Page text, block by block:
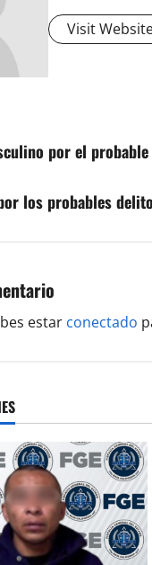
Visit
por el
los probables
estar conectado